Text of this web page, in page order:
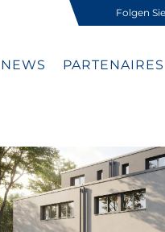
Folgen
NEWS PARTENAIRES